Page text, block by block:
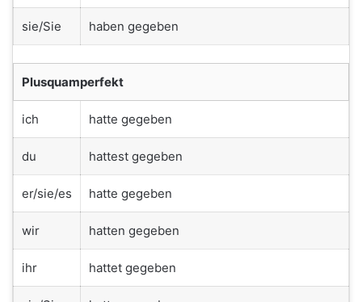
sie/Sie haben gegeben
Plusquamperfekt
ich hatte gegeben
du hattest gegeben
er/sie/es hatte gegeben
wir hatten gegeben
ihr hattet gegeben